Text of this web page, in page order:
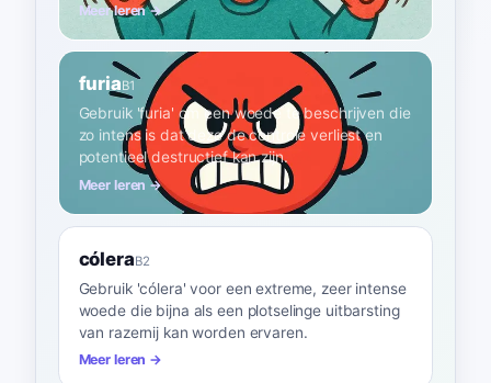
Meer leren →
furiaB1
Gebruik 'furia' om een woede te beschrijven die
zo intens is dat deze de controle verliest en
potentieel destructief kan zijn.
Meer leren →
cóleraB2
Gebruik 'cólera' voor een extreme, zeer intense
woede die bijna als een plotselinge uitbarsting
van razernij kan worden ervaren.
Meer leren →